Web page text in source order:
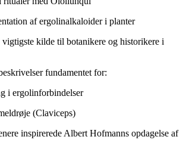
af ergolinalkaloider i planter
kilde til botanikere og historikere i
fundamentet for:
i ergolinforbindelser
(Claviceps)
inspirerede Albert Hofmanns opdagelse af